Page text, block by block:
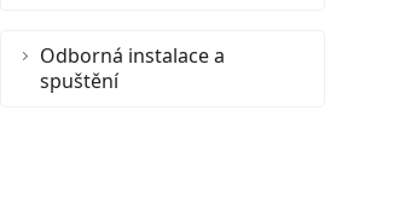
Odborná instalace a
spuštění